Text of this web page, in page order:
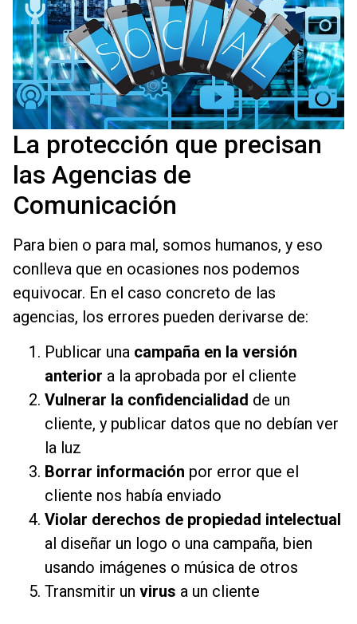
La protección que precisan
las Agencias de
Comunicación
Para bien o para mal, somos humanos, y eso
conlleva que en ocasiones nos podemos
equivocar. En el caso concreto de las
agencias, los errores pueden derivarse de:
Publicar una campaña en la versión
anterior a la aprobada por el cliente
Vulnerar la confidencialidad de un
cliente, y publicar datos que no debían ver
la luz
Borrar información por error que el
cliente nos había enviado
Violar derechos de propiedad intelectual
al diseñar un logo o una campaña, bien
usando imágenes o música de otros
Transmitir un virus a un cliente